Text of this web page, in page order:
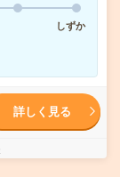
しずか
詳しく見る